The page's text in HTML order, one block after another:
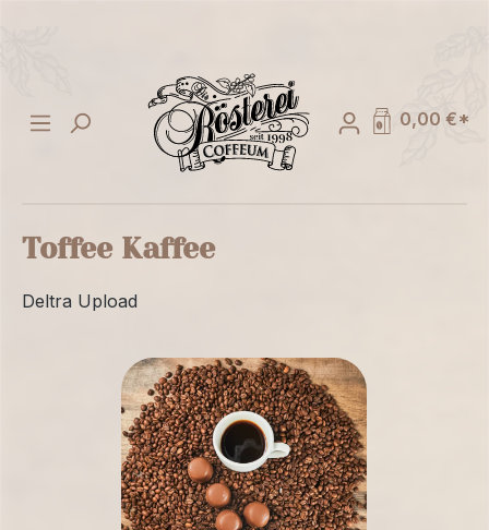
0,00 €*
Toffee Kaffee
Deltra Upload